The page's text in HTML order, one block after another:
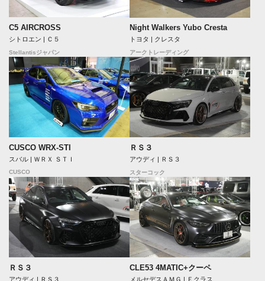
C5 AIRCROSS
シトロエン | Ｃ５
Stellantisジャパン
Night Walkers Yubo Cresta
トヨタ | クレスタ
アークトレーディング
CUSCO WRX-STI
スバル | ＷＲＸ ＳＴＩ
CUSCO
ＲＳ３
アウディ | ＲＳ３
スターコック
ＲＳ３
アウディ | ＲＳ３
CLE53 4MATIC+クーペ
メルセデスＡＭＧ | Ｅクラス